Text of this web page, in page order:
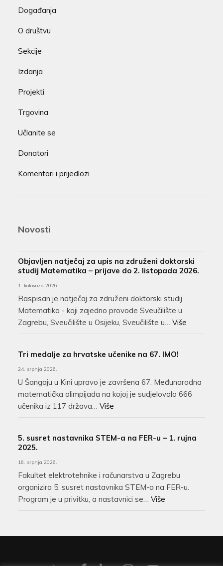
Događanja
O društvu
Sekcije
Izdanja
Projekti
Trgovina
Učlanite se
Donatori
Komentari i prijedlozi
Novosti
Objavljen natječaj za upis na združeni doktorski
studij Matematika – prijave do 2. listopada 2026.
1. kolovoza 2026.
Raspisan je natječaj za združeni doktorski studij
Matematika - koji zajedno provode Sveučilište u
Zagrebu, Sveučilište u Osijeku, Sveučilište u… Više
Tri medalje za hrvatske učenike na 67. IMO!
24. srpnja 2026.
U Šangaju u Kini upravo je završena 67. Međunarodna
matematička olimpijada na kojoj je sudjelovalo 666
učenika iz 117 država… Više
5. susret nastavnika STEM-a na FER-u – 1. rujna
2025.
16. srpnja 2026.
Fakultet elektrotehnike i računarstva u Zagrebu
organizira 5. susret nastavnika STEM-a na FER-u.
Program je u privitku, a nastavnici se… Više